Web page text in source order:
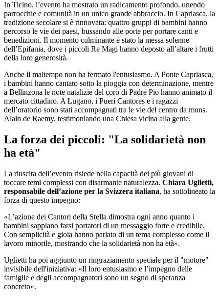
In Ticino, l’evento ha mostrato un radicamento profondo, unendo
parrocchie e comunità in un unico grande abbraccio. In Capriasca, la
tradizione secolare si è rinnovata: quattro gruppi di bambini hanno
percorso le vie dei paesi, bussando alle porte per portare canti e
benedizioni. Il momento culminante è stato la messa solenne
dell’Epifania, dove i piccoli Re Magi hanno deposto all’altare i frutti
della loro generosità.
Anche il maltempo non ha fermato l'entusiasmo. A Ponte Capriasca,
i bambini hanno cantato sotto la pioggia con determinazione, mentre
a Bellinzona le note natalizie del coro di Padre Pio hanno animato il
mercato cittadino. A Lugano, i Pueri Cantores e i ragazzi
dell’oratorio sono stati accompagnati tra le vie del centro da mons.
Alain de Raemy, testimoniando una Chiesa vicina alla gente.
La forza dei piccoli: "La solidarietà non
ha età"
La riuscita dell’evento risiede nella capacità dei più giovani di
toccare temi complessi con disarmante naturalezza. Chiara Uglietti,
responsabile dell’azione per la Svizzera italiana, ha sottolineato la
forza di questo impegno:
«L’azione dei Cantori della Stella dimostra ogni anno quanto i
bambini sappiano farsi portatori di un messaggio forte e credibile.
Con semplicità e gioia hanno parlato di un tema complesso come il
lavoro minorile, mostrando che la solidarietà non ha età».
Uglietti ha poi aggiunto un ringraziamento speciale per il "motore"
invisibile dell'iniziativa: «Il loro entusiasmo e l’impegno delle
famiglie e degli accompagnatori sono un segno di speranza
concreto».